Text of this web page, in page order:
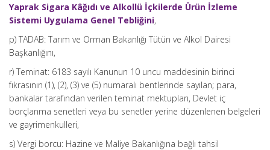
Yaprak Sigara Kâğıdı ve Alkollü İçkilerde Ürün İzleme
Sistemi Uygulama Genel Tebliğini,
p) TADAB: Tarım ve Orman Bakanlığı Tütün ve Alkol Dairesi
Başkanlığını,
r) Teminat: 6183 sayılı Kanunun 10 uncu maddesinin birinci
fıkrasının (1), (2), (3) ve (5) numaralı bentlerinde sayılan; para,
bankalar tarafından verilen teminat mektupları, Devlet iç
borçlanma senetleri veya bu senetler yerine düzenlenen belgeleri
ve gayrimenkulleri,
s) Vergi borcu: Hazine ve Maliye Bakanlığına bağlı tahsil